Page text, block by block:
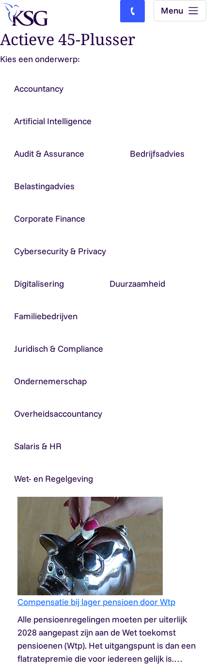
Skip to content
Bel ons: (0)77-4740000
Menu
Actieve 45-Plusser
Kies een onderwerp:
Accountancy
Artificial Intelligence
Audit & Assurance Bedrijfsadvies
Belastingadvies
Corporate Finance
Cybersecurity & Privacy
Digitalisering Duurzaamheid
Familiebedrijven
Juridisch & Compliance
Ondernemerschap
Overheidsaccountancy
Salaris & HR
Wet- en Regelgeving
Compensatie bij lager pensioen door Wtp
Alle pensioenregelingen moeten per uiterlijk
2028 aangepast zijn aan de Wet toekomst
pensioenen (Wtp). Het uitgangspunt is dan een
flatratepremie die voor iedereen gelijk is.…